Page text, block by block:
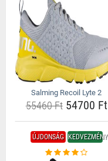
Salming Recoil Lyte 2
55460 Ft54700 Ft
ÚJDONSÁG KEDVEZMÉNY